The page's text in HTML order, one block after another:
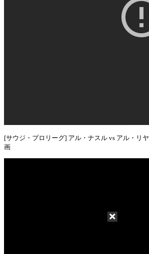
[サウジ・プロリーグ] アル・ナスル vs アル・リ
画